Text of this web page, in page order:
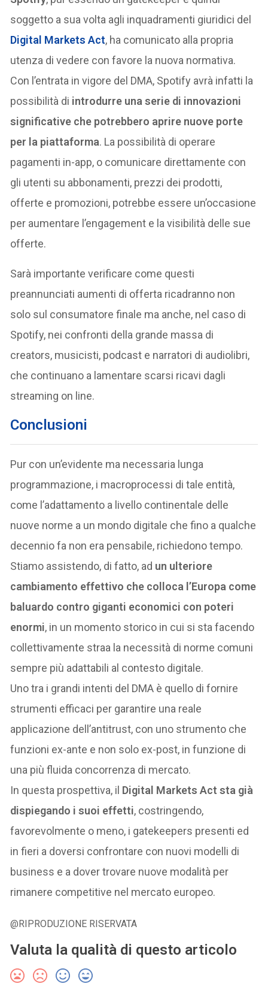
soggetto a sua volta agli inquadramenti giuridici del
Digital Markets Act, ha comunicato alla propria
utenza di vedere con favore la nuova normativa.
Con l’entrata in vigore del DMA, Spotify avrà infatti la
possibilità di introdurre una serie di innovazioni
significative che potrebbero aprire nuove porte
per la piattaforma. La possibilità di operare
pagamenti in-app, o comunicare direttamente con
gli utenti su abbonamenti, prezzi dei prodotti,
offerte e promozioni, potrebbe essere un’occasione
per aumentare l’engagement e la visibilità delle sue
offerte.
Sarà importante verificare come questi
preannunciati aumenti di offerta ricadranno non
solo sul consumatore finale ma anche, nel caso di
Spotify, nei confronti della grande massa di
creators, musicisti, podcast e narratori di audiolibri,
che continuano a lamentare scarsi ricavi dagli
streaming on line.
Conclusioni
Pur con un’evidente ma necessaria lunga
programmazione, i macroprocessi di tale entità,
come l’adattamento a livello continentale delle
nuove norme a un mondo digitale che fino a qualche
decennio fa non era pensabile, richiedono tempo.
Stiamo assistendo, di fatto, ad un ulteriore
cambiamento effettivo che colloca l’Europa come
baluardo contro giganti economici con poteri
enormi, in un momento storico in cui si sta facendo
collettivamente straa la necessità di norme comuni
sempre più adattabili al contesto digitale.
Uno tra i grandi intenti del DMA è quello di fornire
strumenti efficaci per garantire una reale
applicazione dell’antitrust, con uno strumento che
funzioni ex-ante e non solo ex-post, in funzione di
una più fluida concorrenza di mercato.
In questa prospettiva, il Digital Markets Act sta già
dispiegando i suoi effetti, costringendo,
favorevolmente o meno, i gatekeepers presenti ed
in fieri a doversi confrontare con nuovi modelli di
business e a dover trovare nuove modalità per
rimanere competitive nel mercato europeo.
@RIPRODUZIONE RISERVATA
Valuta la qualità di questo articolo